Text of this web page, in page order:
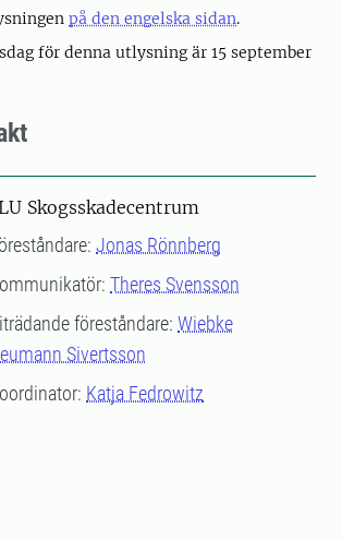
på den engelska sidan.
för denna utlysning är 15 september
Skogsskadecentrum
Jonas Rönnberg
Theres Svensson
föreståndare: Wiebke
Sivertsson
Katja Fedrowitz